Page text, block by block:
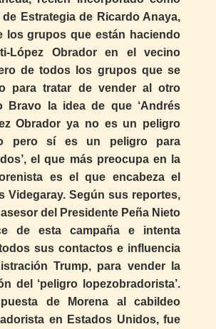
Estrategia de Ricardo Anaya,
los grupos que están haciendo
López Obrador en el vecino
de todos los grupos que se
para tratar de vender al otro
Bravo la idea de que ‘Andrés
Obrador ya no es un peligro
pero sí es un peligro para
el que más preocupa en la
es el que encabeza el
Videgaray. Según sus reportes,
del Presidente Peña Nieto
de esta campaña e intenta
sus contactos e influencia
Trump, para vender la
del ‘peligro lopezobradorista’.
de Morena al cabildeo
en Estados Unidos, fue